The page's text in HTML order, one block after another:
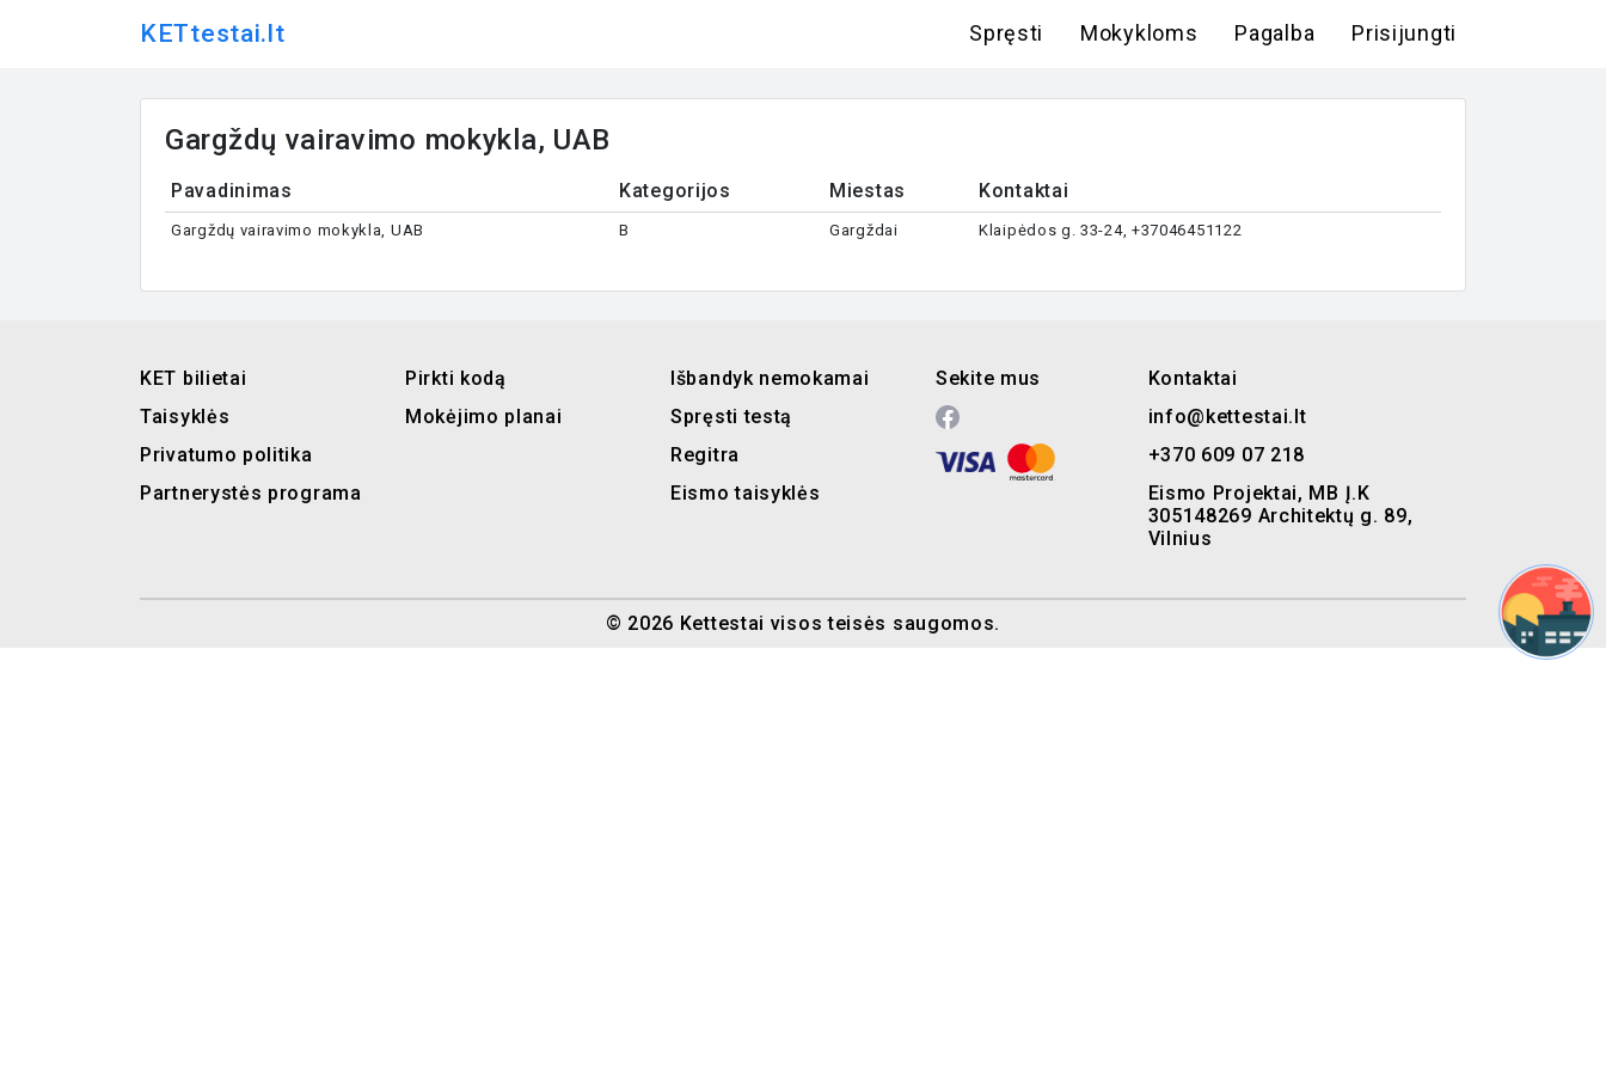
KETtestai.lt Spręsti Mokykloms Pagalba Prisijungti
Gargždų vairavimo mokykla, UAB
Pavadinimas Kategorijos Miestas Kontaktai
Gargždų vairavimo mokykla, UAB B Gargždai Klaipėdos g. 33-24, +37046451122
KET bilietai
Taisyklės
Privatumo politika
Partnerystės programa
Pirkti kodą
Mokėjimo planai
Išbandyk nemokamai
Spręsti testą
Regitra
Eismo taisyklės
Sekite mus
Kontaktai
info@kettestai.lt
+370 609 07 218
Eismo Projektai, MB Į.K
305148269 Architektų g. 89,
Vilnius
© 2026 Kettestai visos teisės saugomos.